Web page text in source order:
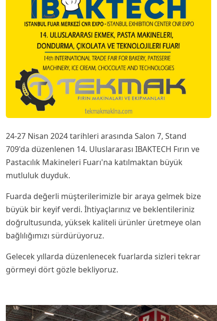
24-27 Nisan 2024 tarihleri ​​arasında Salon 7, Stand
709'da düzenlenen 14. Uluslararası IBAKTECH Fırın ve
Pastacılık Makineleri Fuarı'na katılmaktan büyük
mutluluk duyduk.
Fuarda değerli müşterilerimizle bir araya gelmek bize
büyük bir keyif verdi. İhtiyaçlarınız ve beklentileriniz
doğrultusunda, yüksek kaliteli ürünler üretmeye olan
bağlılığımızı sürdürüyoruz.
Gelecek yıllarda düzenlenecek fuarlarda sizleri tekrar
görmeyi dört gözle bekliyoruz.